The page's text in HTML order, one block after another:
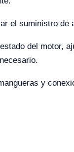
el suministro de
del motor,
y